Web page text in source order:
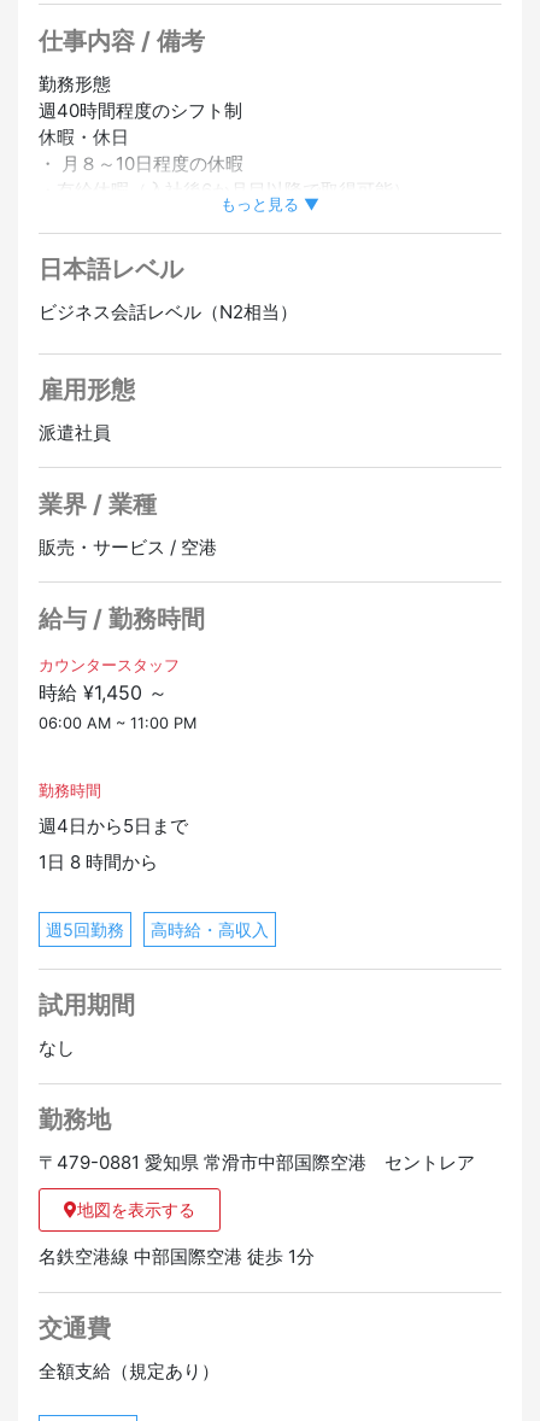
▼応募資格
新を全面的にサポートします）
・日本語：JLPT N2程度以上（必須）
・英語で日常会話ができる方（必須）
・中国語・韓国語が話せる方
・空港、国際的な業務に興味のある方
▼勤務地
・中部国際空港
・時給1450円～1550円（経験による）
・チェックインカウンターでの搭乗チェックイン手続き
・渡航書類の確認
・搭乗・到着ゲートでの案内
・誘導業務 ・手荷物受け渡し、ご案内
・VIPサービス、車いすサービス、、、など
・ビザ申請・更新全面サポートします
・未経験者welcome.
・正社員・直接登用の実績あり
る、やりがいのある職業です～
します～
仕事内容 / 備考
勤務形態
週40時間程度のシフト制
休暇・休日
・ 月８～10日程度の休暇
・有給休暇（入社後6か月目以降で取得可能）
・交通費支給（上限：20,000円）
社会保険
雇用保険
労災保険
健康保険
厚生年金
空会社、国際空港、LCC、JAL、ANA
正社員登用あり オンライン面接OK
もっと見る ▼
日本語レベル
ビジネス会話レベル（N2相当）
雇用形態
派遣社員
業界 / 業種
販売・サービス / 空港
給与 / 勤務時間
カウンタースタッフ
時給 ¥1,450 ～
06:00 AM ~ 11:00 PM
勤務時間
週4日から5日まで
1日 8 時間から
週5回勤務 高時給・高収入
試用期間
なし
勤務地
〒479-0881 愛知県 常滑市中部国際空港 セントレア
地図を表示する
名鉄空港線 中部国際空港 徒歩 1分
交通費
全額支給（規定あり）